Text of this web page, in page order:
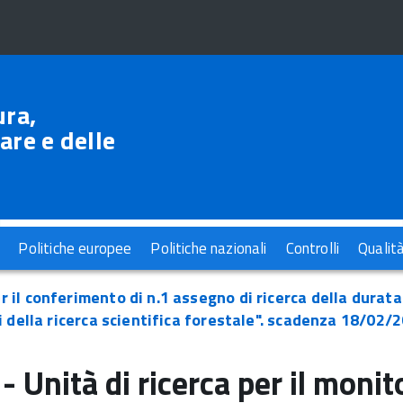
e delle
Politiche europee Politiche nazionali Controlli
il conferimento di n.1 assegno di ricerca della
ricerca scientifica forestale". scadenza 18/02/
- Unità di ricerca per il